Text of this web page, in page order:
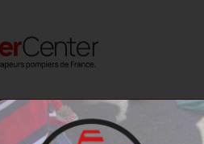
Annuaire SDIS